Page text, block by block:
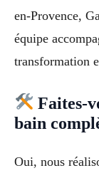
en-Provence,
équipe
transformation
Faites-
bain
Oui, nous